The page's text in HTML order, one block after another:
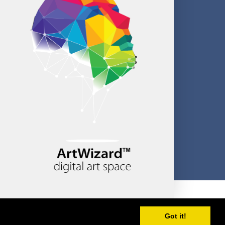
Got it!
Created by CloudBM